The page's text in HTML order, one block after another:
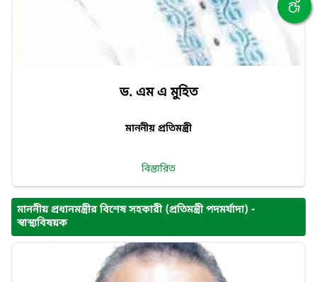
ড. এম এ মুহিত
মাননীয় প্রতিমন্ত্রী
বিস্তারিত
মাননীয় প্রধানমন্ত্রীর বিশেষ সহকারী (প্রতিমন্ত্রী পদমর্যাদা) -
স্বাস্থ্যবিষয়ক